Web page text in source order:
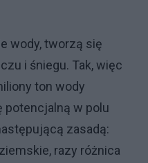
wody, tworzą się
i śniegu. Tak, więc
ton wody
potencjalną w polu
zasadą:
razy różnica